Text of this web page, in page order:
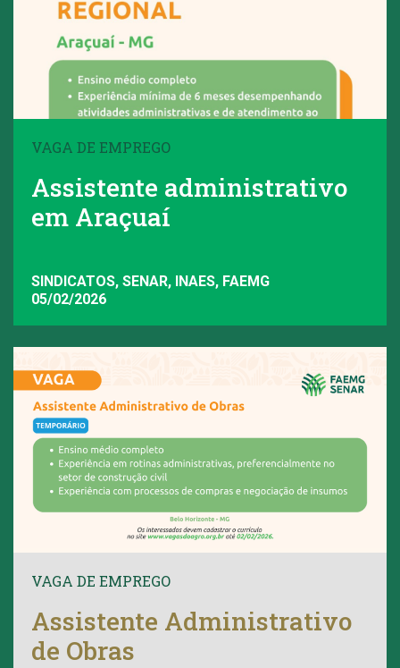
VAGA DE EMPREGO
Assistente administrativo
em Araçuaí
SINDICATOS, SENAR, INAES, FAEMG
05/02/2026
VAGA DE EMPREGO
Assistente Administrativo
de Obras